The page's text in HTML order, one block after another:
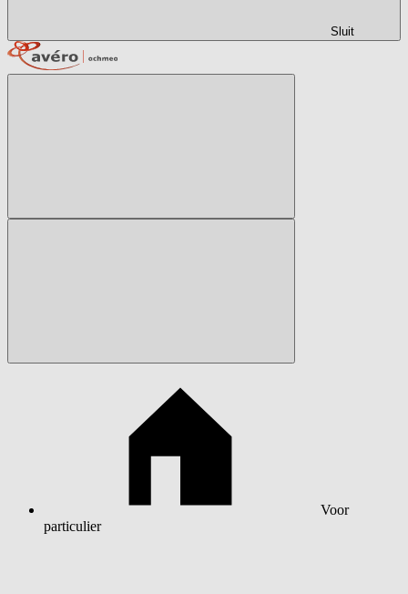
Sluit
Voor
particulier